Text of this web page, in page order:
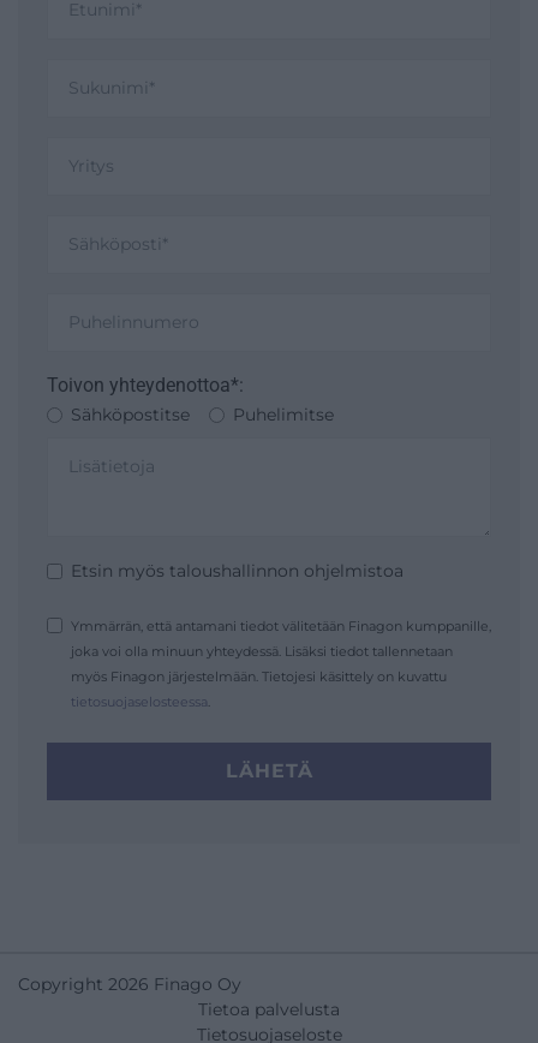
Toivon yhteydenottoa*:
Sähköpostitse Puhelimitse
Etsin myös taloushallinnon ohjelmistoa
Ymmärrän, että antamani tiedot välitetään Finagon kumppanille,
joka voi olla minuun yhteydessä. Lisäksi tiedot tallennetaan
myös Finagon järjestelmään. Tietojesi käsittely on kuvattu
tietosuojaselosteessa .
LÄHETÄ
Copyright 2026 Finago Oy
Tietoa palvelusta
Tietosuojaseloste